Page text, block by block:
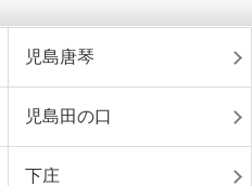
児島唐琴
児島田の口
下庄